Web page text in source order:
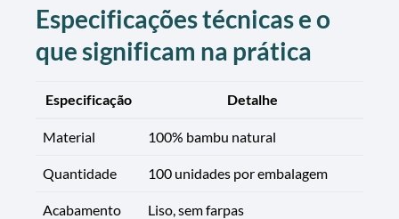
Especificações técnicas e o
que significam na prática
Especificação Detalhe
Material 100% bambu natural
Quantidade 100 unidades por embalagem
Acabamento Liso, sem farpas